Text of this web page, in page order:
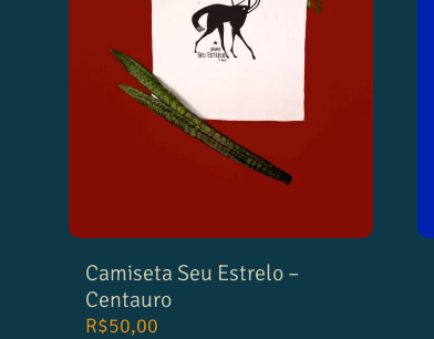
Camiseta Seu Estrelo –
Centauro
R$50,00